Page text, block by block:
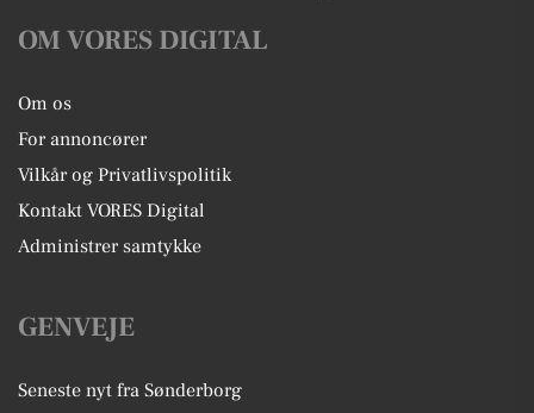
OM VORES DIGITAL
Om os
For annoncører
Vilkår og Privatlivspolitik
Kontakt VORES Digital
Administrer samtykke
GENVEJE
Seneste nyt fra Sønderborg